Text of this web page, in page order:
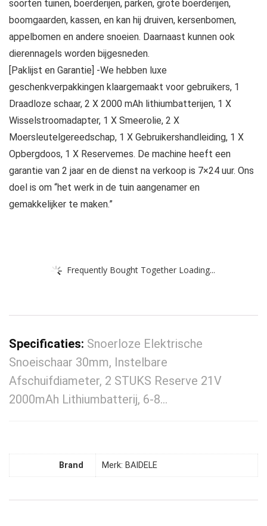
soorten tuinen, boerderijen, parken, grote boerderijen,
boomgaarden, kassen, en kan hij druiven, kersenbomen,
appelbomen en andere snoeien. Daarnaast kunnen ook
dierennagels worden bijgesneden.
[Paklijst en Garantie] -We hebben luxe
geschenkverpakkingen klaargemaakt voor gebruikers, 1
Draadloze schaar, 2 X 2000 mAh lithiumbatterijen, 1 X
Wisselstroomadapter, 1 X Smeerolie, 2 X
Moersleutelgereedschap, 1 X Gebruikershandleiding, 1 X
Opbergdoos, 1 X Reservemes. De machine heeft een
garantie van 2 jaar en de dienst na verkoop is 7×24 uur. Ons
doel is om “het werk in de tuin aangenamer en
gemakkelijker te maken.”
Frequently Bought Together Loading...
Specificaties: Snoerloze Elektrische
Snoeischaar 30mm, Instelbare
Afschuifdiameter, 2 STUKS Reserve 21V
2000mAh Lithiumbatterij, 6-8…
Brand Merk: BAIDELE